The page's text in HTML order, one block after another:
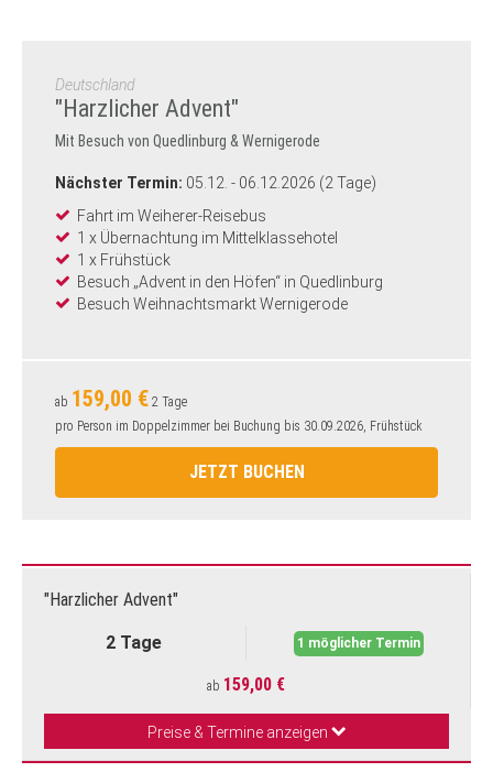
Deutschland
"Harzlicher Advent"
Mit Besuch von Quedlinburg & Wernigerode
Nächster Termin: 05.12. - 06.12.2026 (2 Tage)
Fahrt im Weiherer-Reisebus
1 x Übernachtung im Mittelklassehotel
1 x Frühstück
Besuch „Advent in den Höfen“ in Quedlinburg
Besuch Weihnachtsmarkt Wernigerode
ab 159,00 € 2 Tage
pro Person im Doppelzimmer bei Buchung bis 30.09.2026, Frühstück
JETZT BUCHEN
"Harzlicher Advent"
2 Tage 1 möglicher Termin
ab 159,00 €
Preise & Termine anzeigen